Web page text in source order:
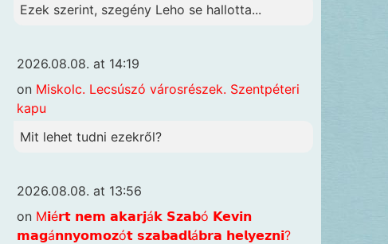
Ezek szerint, szegény Leho se hallotta...
2026.08.08. at 14:19
on Miskolc. Lecsúszó városrészek. Szentpéteri
kapu
Mit lehet tudni ezekről?
2026.08.08. at 13:56
on M𝗶é𝗿𝘁 𝗻𝗲𝗺 𝗮𝗸𝗮𝗿𝗷á𝗸 𝗦𝘇𝗮𝗯ó 𝗞𝗲𝘃𝗶𝗻
𝗺𝗮𝗴á𝗻𝗻𝘆𝗼𝗺𝗼𝘇ó𝘁 𝘀𝘇𝗮𝗯𝗮𝗱𝗹á𝗯𝗿𝗮 𝗵𝗲𝗹𝘆𝗲𝘇𝗻𝗶?